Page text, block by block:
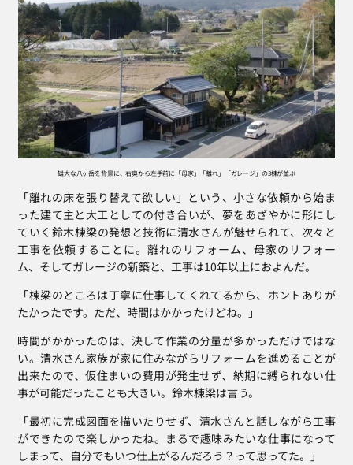
雄大な八ヶ岳を背景に、右奥から左手前に「母家」「離れ」「ガレージ」の3棟が並ぶ
「離れの床を張り替えて欲しい」という、小さな依頼から始ま
った建て主と大工としての付き合いが、夢をあざやかに形にし
ていく鈴木棟梁の発想と技術に清水さんが魅せられて、次々と
工事を依頼することに。離れのリフォーム、母家のリフォー
ム、そしてガレージの新築と、工事は10年以上におよんだ。
「棟梁のところは丁寧に仕事してくれてるから、ホントありが
たかったです。ただ、時間はかかったけどね。」
時間がかかったのは、決して作業の分量が多かっただけではな
い。清水さん家族が家に住みながらリフォームを進めることが
出来たので、仮住まいの費用が発生せず、納期に縛られない仕
事が可能だったことも大きい。鈴木棟梁は言う。
「最初に完成図面を描いたりせず、清水さんと話しながら工事
ができたので楽しかったね。まるで趣味みたいな仕事になって
しまって、自分でもいつ仕上がるんだろう？って思ってた。」